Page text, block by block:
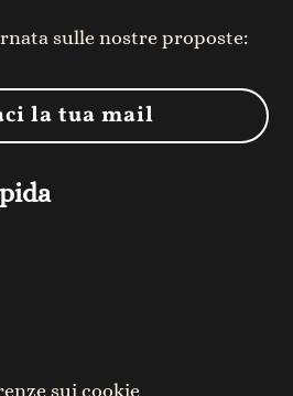
sulle nostre proposte:
la tua mail
sui cookie